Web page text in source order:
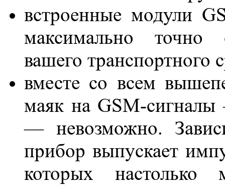
встроенные модули
максимально точно
вашего транспортного
вместе со всем
маяк на GSM-
— невозможно.
прибор выпускает
которых